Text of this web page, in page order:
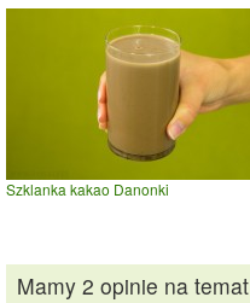
Szklanka kakao Danonki
Mamy 2 opinie na